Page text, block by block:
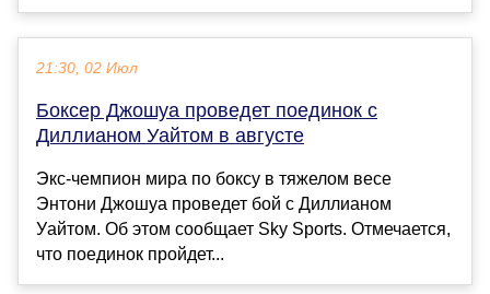
21:30, 02 Июл
Боксер Джошуа проведет поединок с
Диллианом Уайтом в августе
Экс-чемпион мира по боксу в тяжелом весе
Энтони Джошуа проведет бой с Диллианом
Уайтом. Об этом сообщает Sky Sports. Отмечается,
что поединок пройдет...